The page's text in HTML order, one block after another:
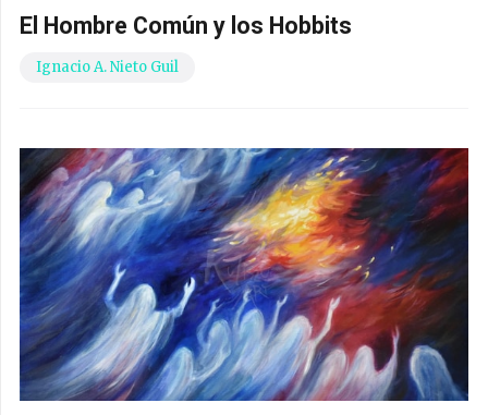
El Hombre Común y los Hobbits
Ignacio A. Nieto Guil